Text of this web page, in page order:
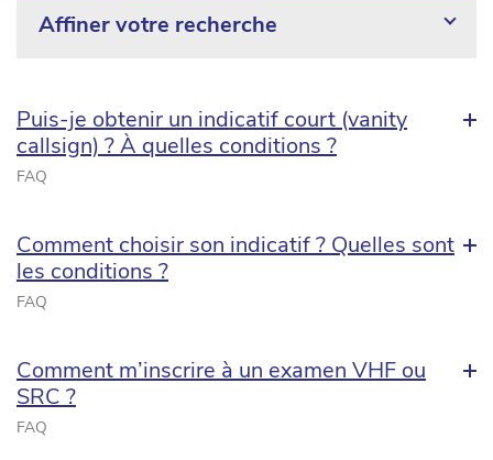
Affiner votre recherche
Puis-je obtenir un indicatif court (vanity
callsign) ? À quelles conditions ?
FAQ
Comment choisir son indicatif ? Quelles sont
les conditions ?
FAQ
Comment m’inscrire à un examen VHF ou
SRC ?
FAQ